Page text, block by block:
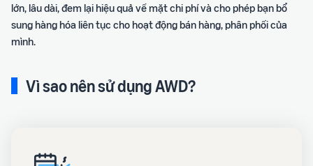
lớn, lâu dài, đem lại hiệu quả về mặt chi phí và cho phép bạn bổ
sung hàng hóa liên tục cho hoạt động bán hàng, phân phối của
mình.
Vì sao nên sử dụng AWD?